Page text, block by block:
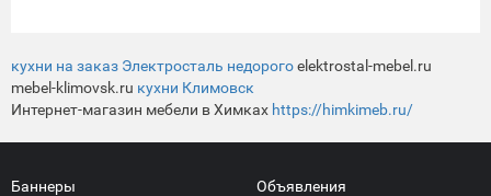
кухни на заказ Электросталь недорогоelektrostal-mebel.ru
mebel-klimovsk.ru кухни Климовск
Интернет-магазин мебели в Химках https://himkimeb.ru/
Баннеры Объявления